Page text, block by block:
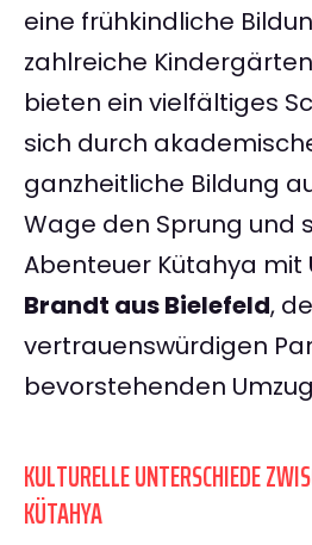
eine frühkindliche
zahlreiche
bieten ein vielfältiges
sich durch
ganzheitliche Bildung
Wage den Sprung und
Abenteuer Kütahya mit
Brandt aus Bielefeld,
vertrauenswürdigen
bevorstehenden
KULTURELLE UNTERSCHIEDE
KÜTAHYA